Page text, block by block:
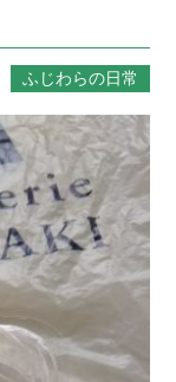
ふじわらの日常